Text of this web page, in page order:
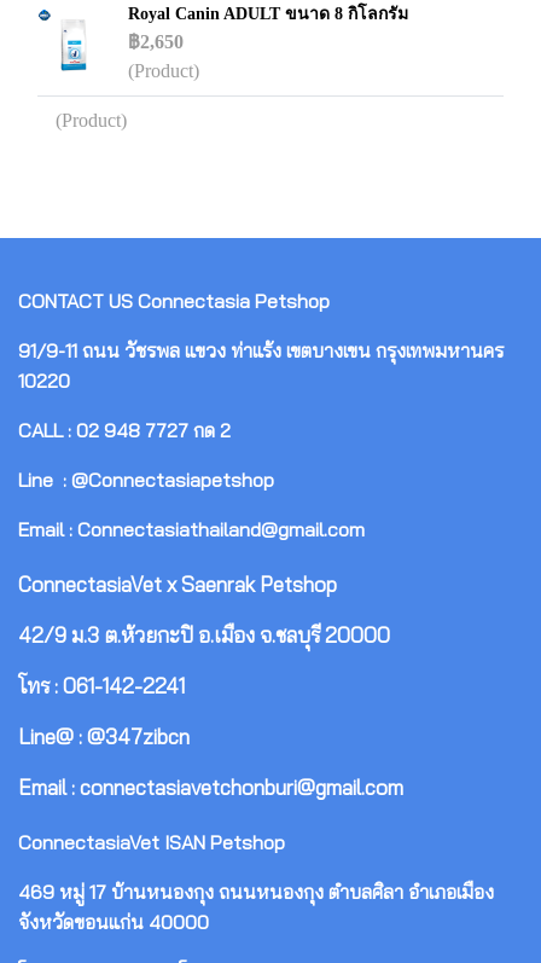
Royal Canin ADULT ขนาด 8 กิโลกรัม
฿2,650
(Product)
(Product)
CONTACT US Connectasia Petshop
91/9-11 ถนน วัชรพล แขวง ท่าแร้ง เขตบางเขน กรุงเทพมหานคร
10220
CALL : 02 948 7727 กด 2
Line : @Connectasiapetshop
Email : Connectasiathailand@gmail.com
ConnectasiaVet x Saenrak Petshop
42/9 ม.3 ต.ห้วยกะปิ อ.เมือง จ.ชลบุรี 20000
โทร : 061-142-2241
Line@ : @347zibcn
Email : connectasiavetchonburi@gmail.com
ConnectasiaVet ISAN Petshop
469 หมู่ 17 บ้านหนองกุง ถนนหนองกุง ตำบลศิลา อำเภอเมือง
จังหวัดขอนแก่น 40000